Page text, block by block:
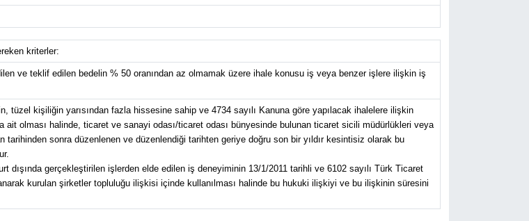
kriterler:
ve teklif edilen bedelin % 50 oranından az olmamak üzere ihale konusu iş veya benzer işlere ilişkin iş
kişiliğin yarısından fazla hissesine sahip ve 4734 sayılı Kanuna göre yapılacak ihalelere ilişkin
olması halinde, ticaret ve sanayi odası/ticaret odası bünyesinde bulunan ticaret sicili müdürlükleri veya
sonra düzenlenen ve düzenlendiği tarihten geriye doğru son bir yıldır kesintisiz olarak bu
dışında gerçekleştirilen işlerden elde edilen iş deneyiminin 13/1/2011 tarihli ve 6102 sayılı Türk Ticaret
kurulan şirketler topluluğu ilişkisi içinde kullanılması halinde bu hukuki ilişkiyi ve bu ilişkinin süresini